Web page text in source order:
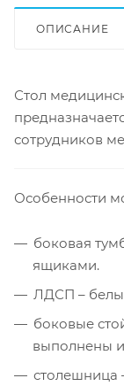
ОПИСАНИЕ
Стол
сотрудников
Особенности
боковая
ящиками.
ЛДСП –
боковые
выполнены